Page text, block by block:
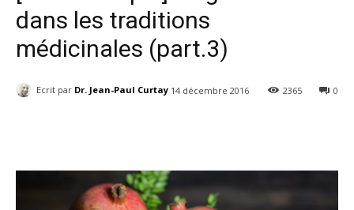
dans les traditions
médicinales (part.3)
Ecrit par Dr. Jean-Paul Curtay 14 décembre 2016 0
2365